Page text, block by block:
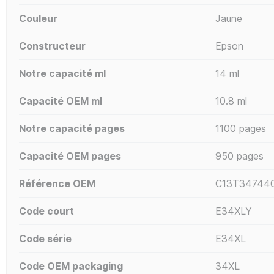
Couleur Jaune
Constructeur Epson
Notre capacité ml 14 ml
Capacité OEM ml 10.8 ml
Notre capacité pages 1100 pages
Capacité OEM pages 950 pages
Référence OEM
Code court E34XLY
Code série E34XL
Code OEM packaging 34XL